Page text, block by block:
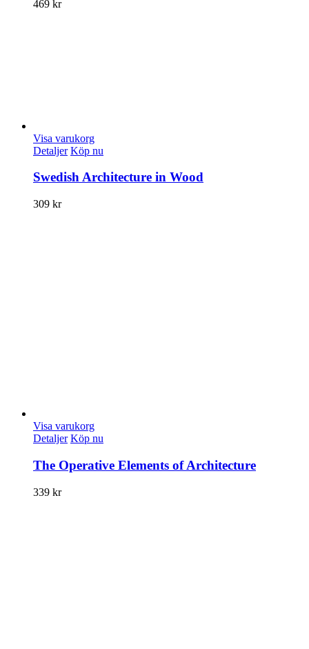
469 kr
Visa varukorg
Detaljer Köp nu
Swedish Architecture in Wood
309 kr
Visa varukorg
Detaljer Köp nu
The Operative Elements of Architecture
339 kr